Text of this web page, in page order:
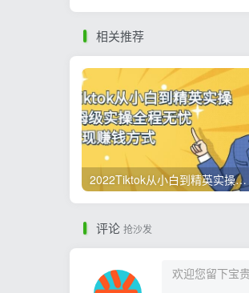
相关推荐
2022Tiktok从小白到精英实操，0-1保姆级实操全程无忧，多种变现赚钱方式
评论 抢沙发